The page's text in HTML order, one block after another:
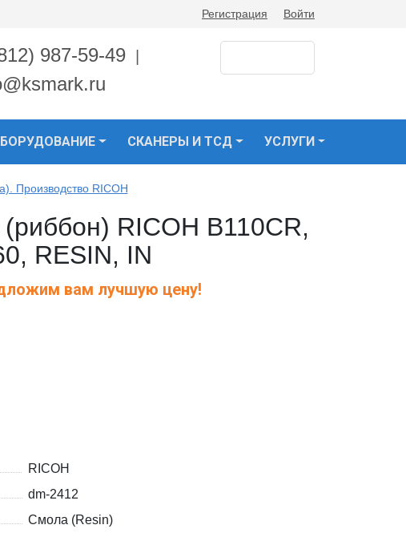
Регистрация Войти
987-59-49
СКАНЕРЫ И ТСД УСЛУГИ
Производство RICOH
RICOH B110CR,
RESIN, IN
вам лучшую цену!
RICOH
dm-2412
Смола (Resin)